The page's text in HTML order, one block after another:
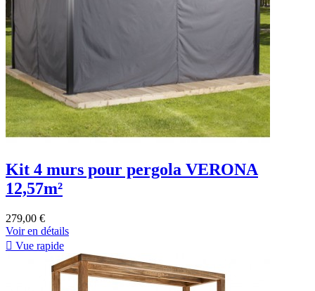
Kit 4 murs pour pergola VERONA
12,57m²
279,00 €
Voir en détails
 Vue rapide